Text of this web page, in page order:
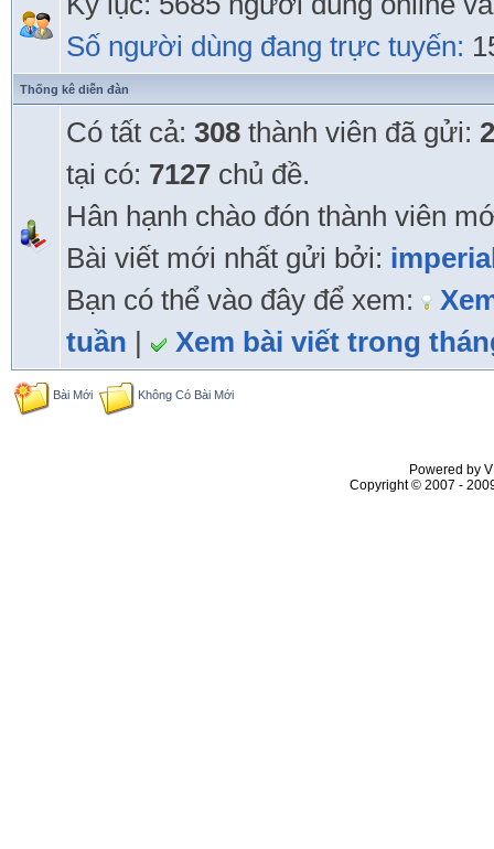
Số người dùng đang trực tuyến:
Thống kê diễn đàn
Có tất cả: 308 thành viên đã gửi:
tại có: 7127 chủ đề.
Hân hạnh chào đón thành viên
Bài viết mới nhất gửi bởi:
Bạn có thể vào đây để xem:
tuần | Xem bài viết trong
Bài Mới Không Có Bài Mới
Powered by
Copyright © 2007 -